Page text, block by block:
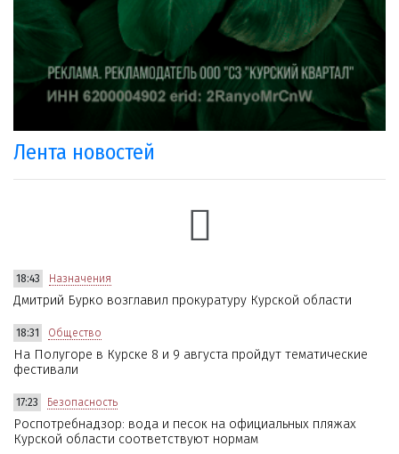
Лента новостей
18:43 Назначения
Дмитрий Бурко возглавил прокуратуру Курской области
18:31 Общество
На Полугоре в Курске 8 и 9 августа пройдут тематические
фестивали
17:23 Безопасность
Роспотребнадзор: вода и песок на официальных пляжах
Курской области соответствуют нормам